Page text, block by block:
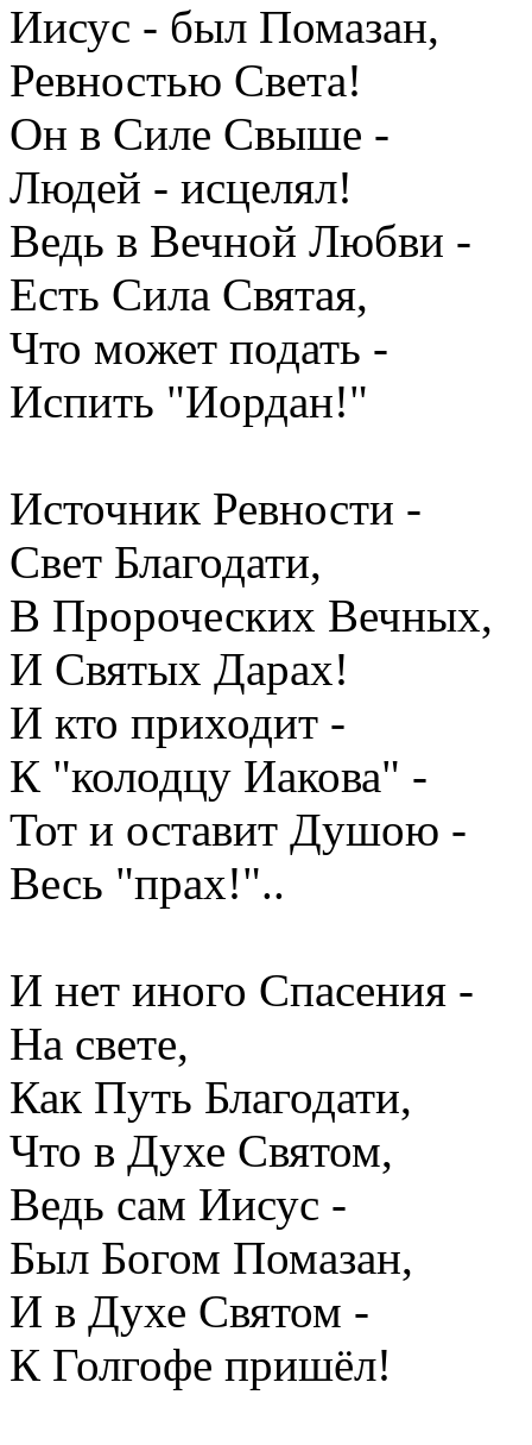
Иисус - был Помазан,
Ревностью Света!
Он в Силе Свыше -
Людей - исцелял!
Ведь в Вечной Любви -
Есть Сила Святая,
Что может подать -
Испить "Иордан!"
Источник Ревности -
Свет Благодати,
В Пророческих Вечных,
И Святых Дарах!
И кто приходит -
К "колодцу Иакова" -
Тот и оставит Душою -
Весь "прах!"..
И нет иного Спасения -
На свете,
Как Путь Благодати,
Что в Духе Святом,
Ведь сам Иисус -
Был Богом Помазан,
И в Духе Святом -
К Голгофе пришёл!